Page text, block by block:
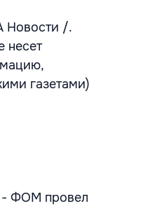
Новости /.
несет
газетами)
- ФОМ провел